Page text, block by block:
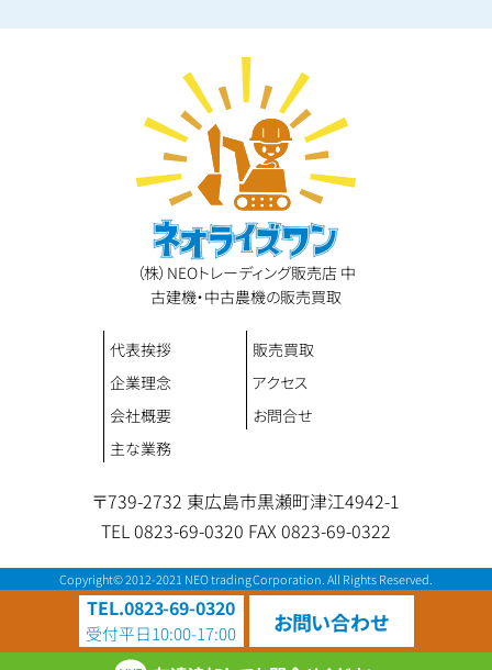
TEL.0823-69-0320
受付平日10:00-17:00 お問い合わせ
（株）NEOトレーディング販売店 中
古建機・中古農機の販売買取
代表挨拶
企業理念
会社概要
主な業務
販売買取
アクセス
お問合せ
〒739-2732 東広島市黒瀬町津江4942-1
TEL 0823-69-0320 FAX 0823-69-0322
Copyright© 2012-2021 NEO trading Corporation. All Rights Reserved.